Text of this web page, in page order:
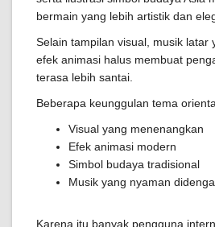
bermain yang lebih artistik dan
Selain tampilan visual, musik latar
efek animasi halus membuat
terasa lebih santai.
Beberapa keunggulan tema
Visual yang menenangkan
Efek animasi modern
Simbol budaya tradisional
Musik yang nyaman
Karena itu banyak pengguna